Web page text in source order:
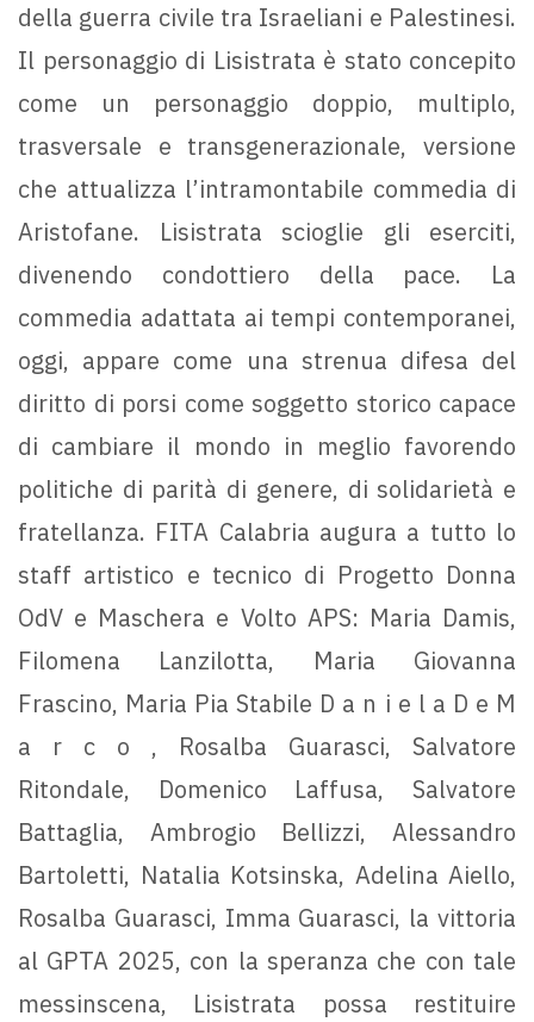
della guerra civile tra Israeliani e Palestinesi.
Il personaggio di Lisistrata è stato concepito
come un personaggio doppio, multiplo,
trasversale e transgenerazionale, versione
che attualizza l’intramontabile commedia di
Aristofane. Lisistrata scioglie gli eserciti,
divenendo condottiero della pace. La
commedia adattata ai tempi contemporanei,
oggi, appare come una strenua difesa del
diritto di porsi come soggetto storico capace
di cambiare il mondo in meglio favorendo
politiche di parità di genere, di solidarietà e
fratellanza. FITA Calabria augura a tutto lo
staff artistico e tecnico di Progetto Donna
OdV e Maschera e Volto APS: Maria Damis,
Filomena Lanzilotta, Maria Giovanna
Frascino, Maria Pia Stabile D a n i e l a D e M
a r c o , Rosalba Guarasci, Salvatore
Ritondale, Domenico Laffusa, Salvatore
Battaglia, Ambrogio Bellizzi, Alessandro
Bartoletti, Natalia Kotsinska, Adelina Aiello,
Rosalba Guarasci, Imma Guarasci, la vittoria
al GPTA 2025, con la speranza che con tale
messinscena, Lisistrata possa restituire